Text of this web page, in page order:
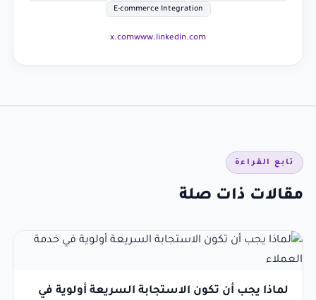
E-commerce Integration
www.linkedin.com
x.com
تابع القراءة
مقالات ذات صلة
لماذا يجب أن تكون الاستجابة السريعة أولوية في